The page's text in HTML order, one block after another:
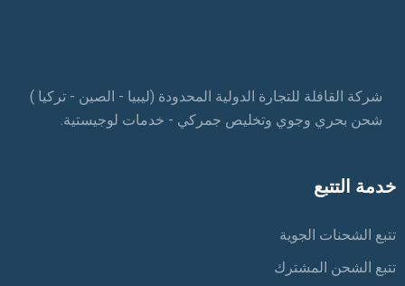
شركة القافلة للتجارة الدولية المحدودة (ليبيا - الصين - تركيا )
شحن بحري وجوي وتخليص جمركي - خدمات لوجيستية.
خدمة التتبع
تتبع الشحنات الجوية
تتبع الشحن المشترك